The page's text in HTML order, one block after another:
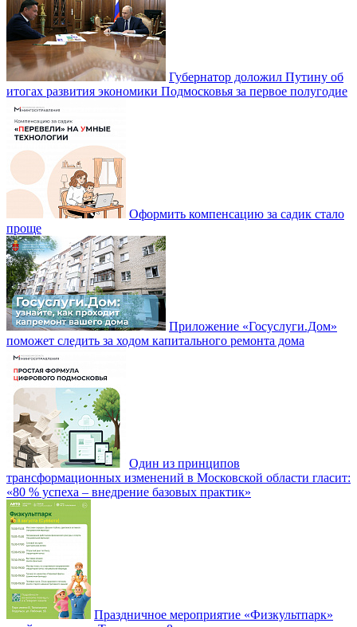
Губернатор доложил Путину об
итогах развития экономики Подмосковья за первое полугодие
Оформить компенсацию за садик стало
проще
Приложение «Госуслуги.Дом»
поможет следить за ходом капитального ремонта дома
Один из принципов
трансформационных изменений в Московской области гласит:
«80 % успеха – внедрение базовых практик»
Праздничное мероприятие «Физкультпарк»